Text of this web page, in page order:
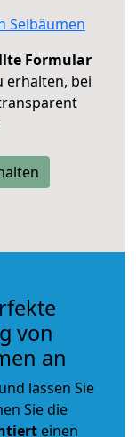
Seibäumen
Formular
erhalten, bei
von
an
lassen Sie
Sie die
einen